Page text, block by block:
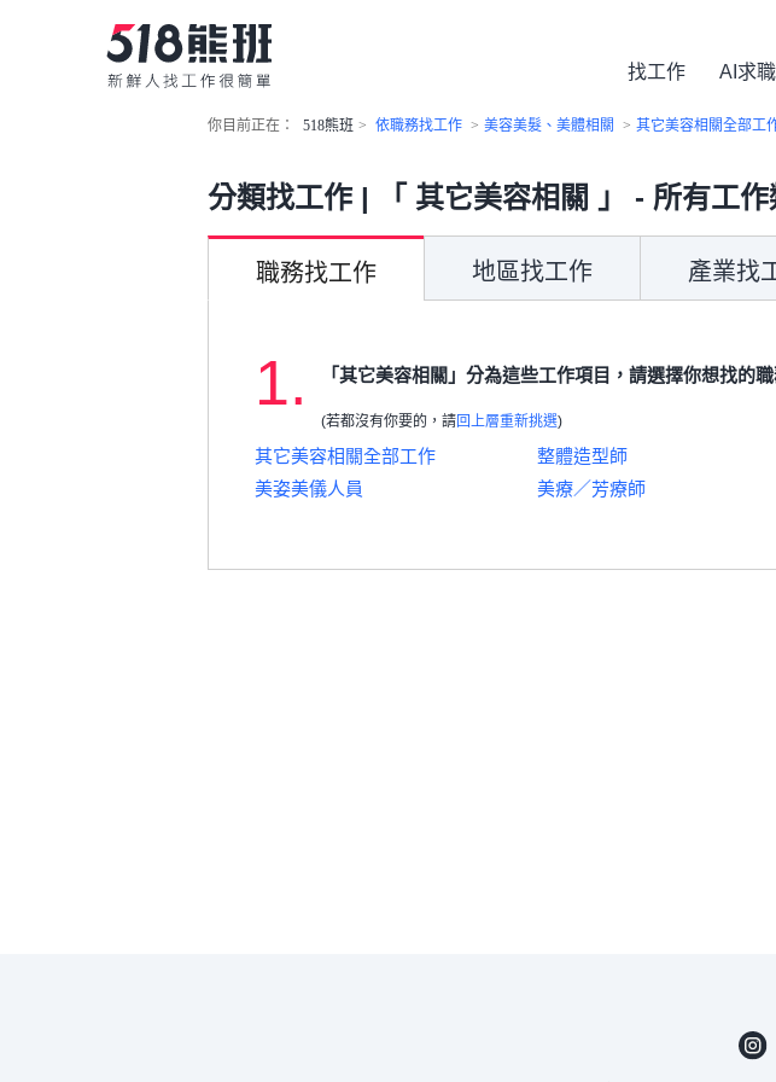
找工作 AI求
你目前正在： 518熊班 > 依職務找工作 > 美容美髮、美體相關 > 其它美容相關全部工
分類找工作 | 「 其它美容相關 」 - 所有工作
職務找工作 地區找工作 產業找
1. 「其它美容相關」分為這些工作項目，請選擇你想找的職
(若都沒有你要的，請回上層重新挑選)
其它美容相關全部工作 整體造型師
美姿美儀人員
美療／芳療師